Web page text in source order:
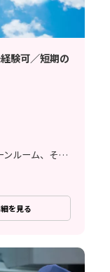
験可／短期の
軽作業、検査、組立・組付け、クリーンルーム、その他
を見る